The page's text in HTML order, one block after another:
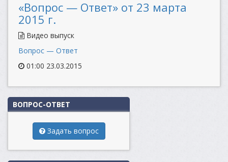
«Вопрос — Ответ» от 23 марта
2015 г.
Видео выпуск
Вопрос — Ответ
01:00 23.03.2015
ВОПРОС-ОТВЕТ
Задать вопрос